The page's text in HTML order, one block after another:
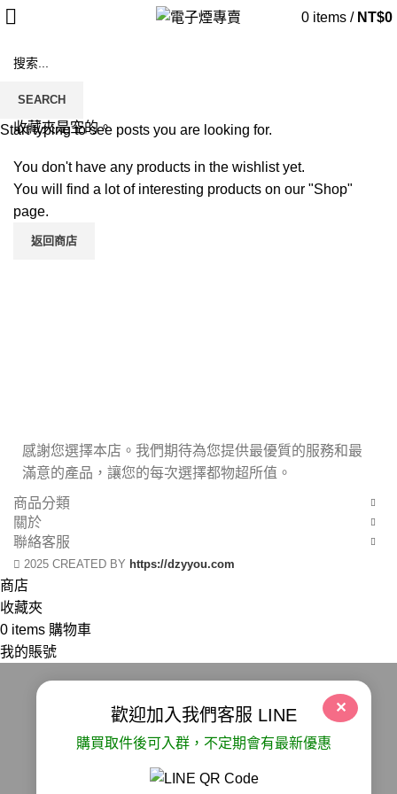
0 items / NT$0
首頁 WISHLIST
收藏夾是空的。
You don't have any products in the wishlist yet.
You will find a lot of interesting products on our "Shop"
page.
返回商店
感謝您選擇本店。我們期待為您提供最優質的服務和最
滿意的產品，讓您的每次選擇都物超所值。
商品分類
關於
聯絡客服
2025 CREATED BY https://dzyyou.com
SEARCH
Start typing to see posts you are looking for.
商店
收藏夾
0 items 購物車
我的賬號
✕
歡迎加入我們客服 LINE
購買取件後可入群，不定期會有最新優惠